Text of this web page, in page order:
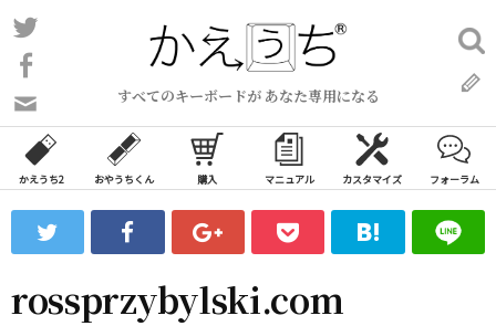
コ
ン
ン
ツ
ス
ッ
すべてのキーボードが あなた専用になる
い
合
わ
フ
ォ
ム
検
索:
かえうち2 おやうちくん 購入 マニュアル カスタマイズ フォーラム
rossprzybylski.com